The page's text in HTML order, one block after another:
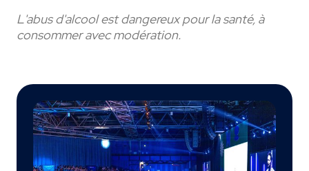
L'abus d'alcool est dangereux pour la santé, à
consommer avec modération.